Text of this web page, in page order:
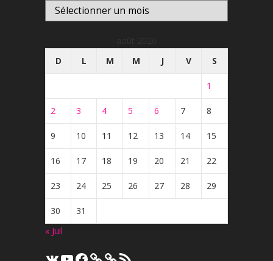
Archives
D
L M M J V S
1
2 3 4 5 6 7 8
9 10 11 12 13 14 15
16 17 18 19 20 21 22
23 24 25 26 27 28 29
30
31
« Juil
VK YouTube
Facebook Flux